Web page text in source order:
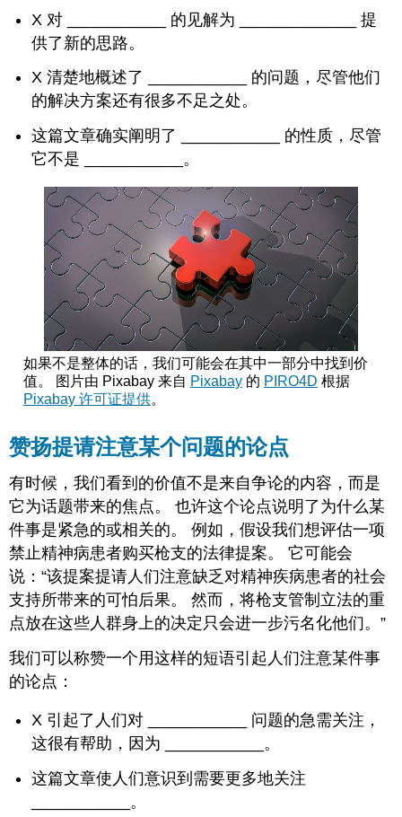
X 对 ___________ 的见解为 _____________ 提
供了新的思路。
X 清楚地概述了 ___________ 的问题，尽管他们
的解决方案还有很多不足之处。
这篇文章确实阐明了 ___________ 的性质，尽管
它不是 ___________。
如果不是整体的话，我们可能会在其中一部分中找到价
值。 图片由 Pixabay 来自 Pixabay的 PIRO4D 根据
Pixabay 许可证提供。
赞扬提请注意某个问题的论点
有时候，我们看到的价值不是来自争论的内容，而是
它为话题带来的焦点。 也许这个论点说明了为什么某
件事是紧急的或相关的。 例如，假设我们想评估一项
禁止精神病患者购买枪支的法律提案。 它可能会
说：“该提案提请人们注意缺乏对精神疾病患者的社会
支持所带来的可怕后果。 然而，将枪支管制立法的重
点放在这些人群身上的决定只会进一步污名化他们。”
我们可以称赞一个用这样的短语引起人们注意某件事
的论点：
X 引起了人们对 ___________ 问题的急需关注，
这很有帮助，因为 ___________。
这篇文章使人们意识到需要更多地关注
___________。